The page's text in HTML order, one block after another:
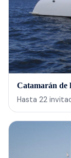
Catamarán de
Hasta 22